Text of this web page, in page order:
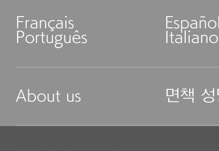
Français
Português Italiano
About us 면책